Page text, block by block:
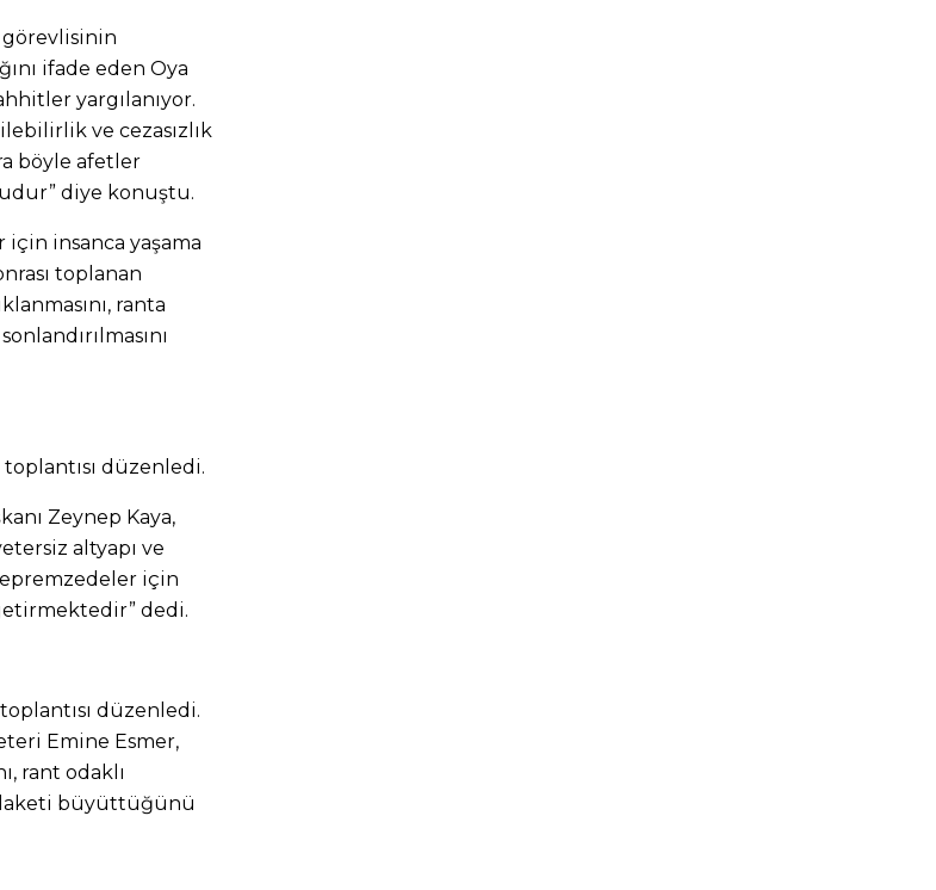
ifade eden Oya
yargılanıyor.
ve cezasızlık
böyle afetler
diye konuştu.
için insanca yaşama
toplanan
ranta
düzenledi.
Zeynep Kaya,
altyapı ve
için
dedi.
düzenledi.
Emine Esmer,
rant odaklı
büyüttüğünü